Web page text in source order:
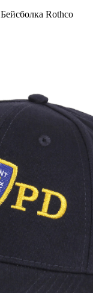
Бейсболка Rothco